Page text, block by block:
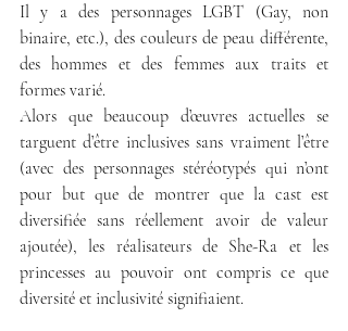
Il y a des personnages LGBT (Gay, non
binaire, etc.), des couleurs de peau différente,
des hommes et des femmes aux traits et
formes varié.
Alors que beaucoup d’œuvres actuelles se
targuent d’être inclusives sans vraiment l’être
(avec des personnages stéréotypés qui n’ont
pour but que de montrer que la cast est
diversifiée sans réellement avoir de valeur
ajoutée), les réalisateurs de She-Ra et les
princesses au pouvoir ont compris ce que
diversité et inclusivité signifiaient.